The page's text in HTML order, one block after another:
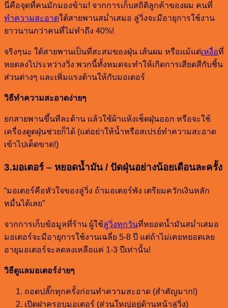
นี่คือจุดที่คนมักมองข้าม! จากการเก็บสถิติลูกค้าของผม คนที่
ทำความสะอาดใต้สายพานสม่ำเสมอ ลู่วิ่งจะมีอายุการใช้งาน
ยาวนานกว่าคนที่ไม่ทำถึง 40%!
จริงๆนะ ใต้สายพานเป็นที่สะสมของฝุ่น เส้นผม หรือแม้แต่เหงื่อที่
หยดลงไประหว่างวิ่ง พวกนี้ทั้งหมดจะทำให้เกิดการเสียดสีกับชิ้น
ส่วนต่างๆ และเพิ่มแรงต้านให้กับมอเตอร์
วิธีทำความสะอาดง่ายๆ
ยกสายพานขึ้นทีละด้าน แล้วใช้ผ้าแห้งเช็ดฝุ่นออก หรือจะใช้
เครื่องดูดฝุ่นช่วยก็ได้ (แต่อย่าให้น้ำหรือสเปรย์ทำความสะอาด
เข้าไปเด็ดขาด!)
3.มอเตอร์ – หยอดน้ำมัน / ปัดฝุ่นอย่างน้อยเดือนละครั้ง
“มอเตอร์คือหัวใจของลู่วิ่ง ถ้ามอเตอร์พัง เตรียมควักเงินหลัก
หมื่นได้เลย”
จากการเก็บข้อมูลที่ร้าน ผู้ใช้ลู่วิ่งทุกวันที่หยอดน้ำมันสม่ำเสมอ
มอเตอร์จะมีอายุการใช้งานเฉลี่ย 5-8 ปี แต่ถ้าไม่เคยหยอดเลย
อายุมอเตอร์จะลดลงเหลือแค่ 1-3 ปีเท่านั้น!
วิธีดูแลมอเตอร์ง่ายๆ
ถอดปลั๊กทุกครั้งก่อนทำความสะอาด (สำคัญมาก!)
เปิดฝาครอบมอเตอร์ (ส่วนใหญ่อยู่ด้านหน้าลู่วิ่ง)